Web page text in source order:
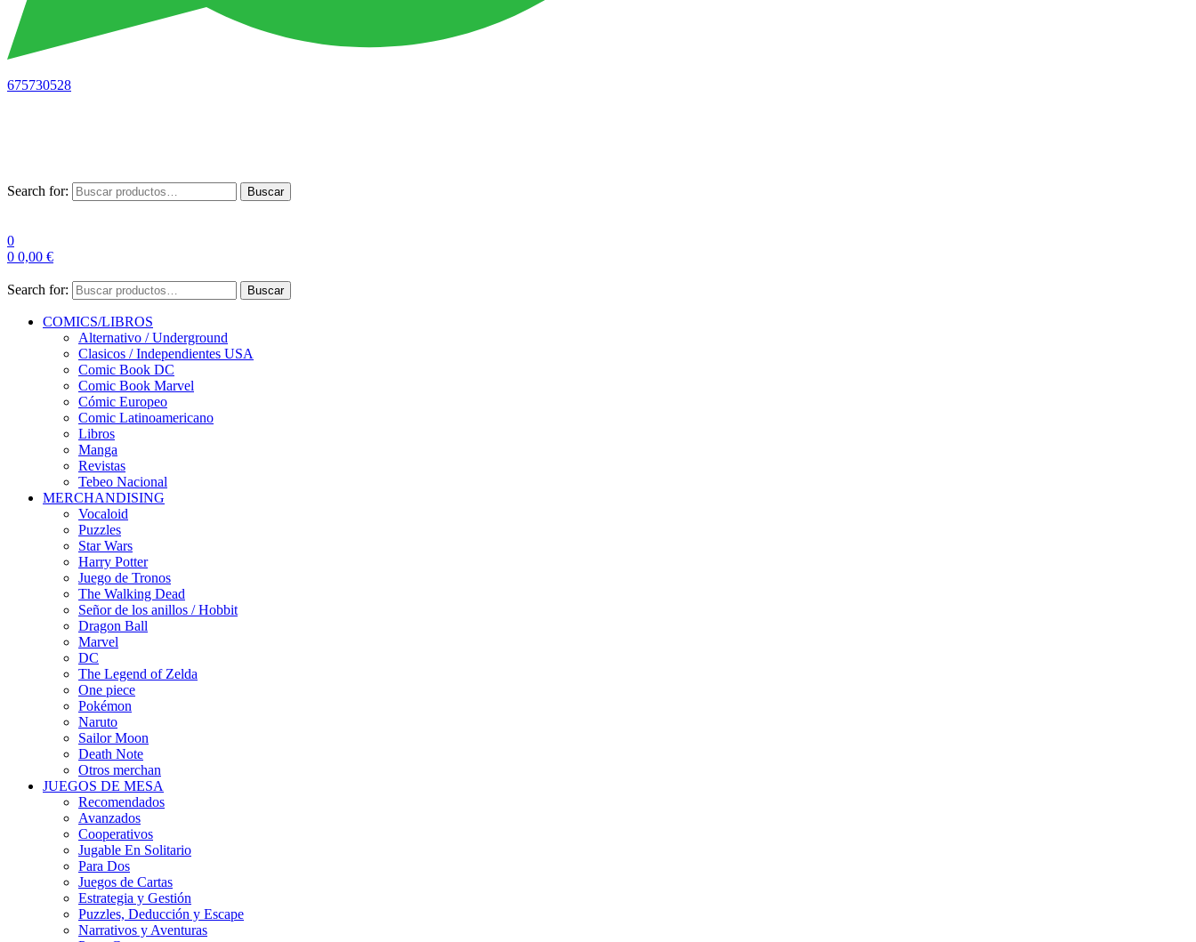
675730528
Search for: Buscar
0
0 0,00 €
Search for: Buscar
COMICS/LIBROS
Alternativo / Underground
Clasicos / Independientes USA
Comic Book DC
Comic Book Marvel
Cómic Europeo
Comic Latinoamericano
Libros
Manga
Revistas
Tebeo Nacional
MERCHANDISING
Vocaloid
Puzzles
Star Wars
Harry Potter
Juego de Tronos
The Walking Dead
Señor de los anillos / Hobbit
Dragon Ball
Marvel
DC
The Legend of Zelda
One piece
Pokémon
Naruto
Sailor Moon
Death Note
Otros merchan
JUEGOS DE MESA
Recomendados
Avanzados
Cooperativos
Jugable En Solitario
Para Dos
Juegos de Cartas
Estrategia y Gestión
Puzzles, Deducción y Escape
Narrativos y Aventuras